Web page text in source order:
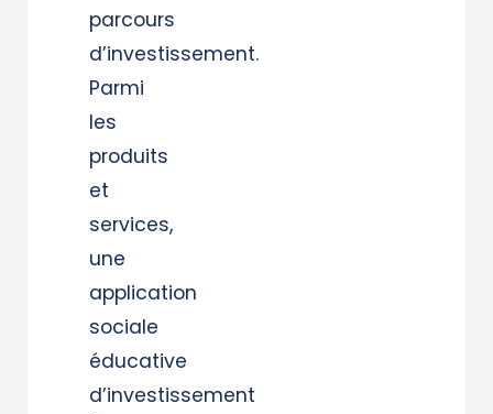
parcours
d’investissement.
Parmi
les
produits
et
services,
une
application
sociale
éducative
d’investissement